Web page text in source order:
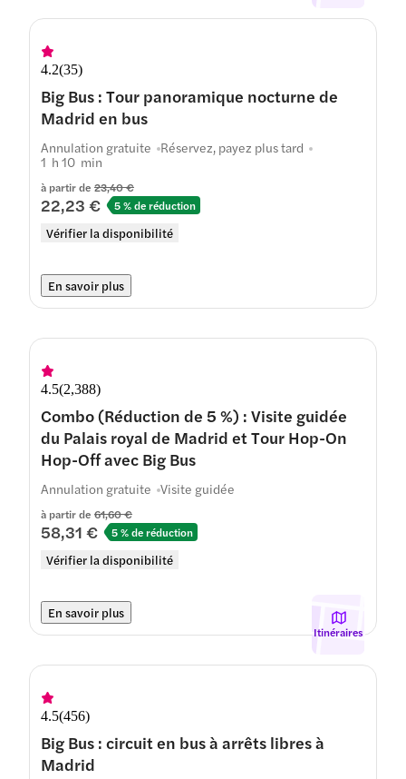
4.2(35)
Big Bus : Tour panoramique nocturne de
Madrid en bus
à partir de 23,40 €
22,23 € 5 % de réduction
Vérifier la disponibilité
Annulation gratuite Réservez, payez plus tard
1 h 10 min
En savoir plus
4.5(2,388)
Combo (Réduction de 5 %) : Visite guidée
du Palais royal de Madrid et Tour Hop-On
Hop-Off avec Big Bus
à partir de 61,60 €
58,31 € 5 % de réduction
Vérifier la disponibilité
Annulation gratuite Visite guidée
En savoir plus
Itinéraires
4.5(456)
Big Bus : circuit en bus à arrêts libres à
Madrid